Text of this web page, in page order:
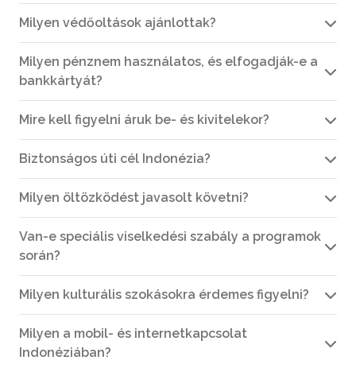
Milyen védőoltások ajánlottak?
Milyen pénznem használatos, és elfogadják-e a
bankkártyát?
Mire kell figyelni áruk be- és kivitelekor?
Biztonságos úti cél Indonézia?
Milyen öltözködést javasolt követni?
Van-e speciális viselkedési szabály a programok
során?
Milyen kulturális szokásokra érdemes figyelni?
Milyen a mobil- és internetkapcsolat
Indonéziában?